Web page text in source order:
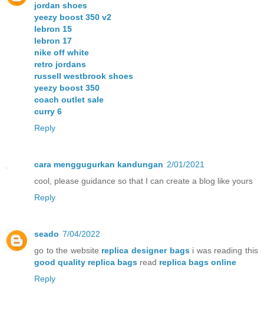
jordan shoes
yeezy boost 350 v2
lebron 15
lebron 17
nike off white
retro jordans
russell westbrook shoes
yeezy boost 350
coach outlet sale
curry 6
Reply
cara menggugurkan kandungan 2/01/2021
cool, please guidance so that I can create a blog like yours
Reply
seado 7/04/2022
go to the website replica designer bagsi was reading this
good quality replica bags read replica bags online
Reply